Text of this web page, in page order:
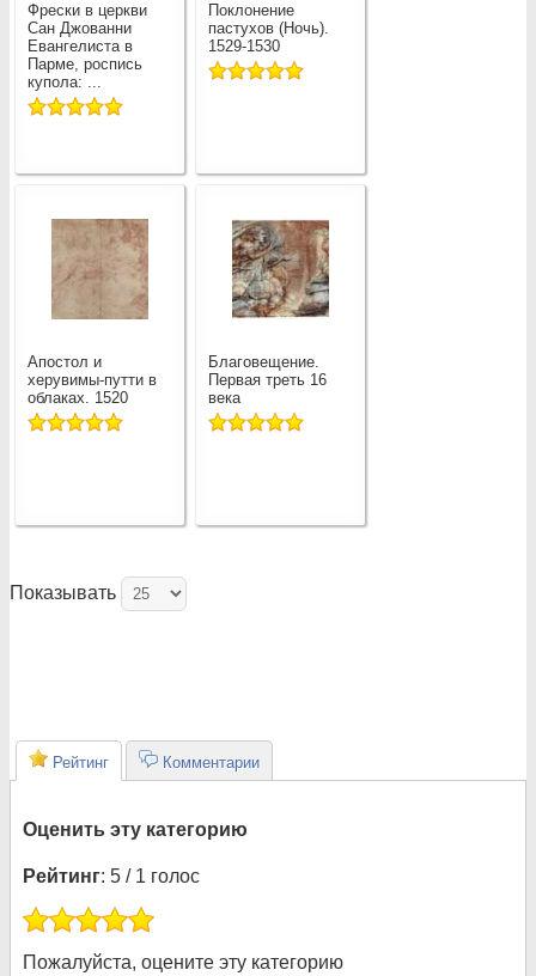
Фрески в церкви
Сан Джованни
Евангелиста в
Парме, роспись
купола: ...
Поклонение
пастухов (Ночь).
1529-1530
Апостол и
херувимы-путти в
облаках. 1520
Благовещение.
Первая треть 16
века
Показывать
Рейтинг Комментарии
Оценить эту категорию
Рейтинг: 5 / 1 голос
Пожалуйста, оцените эту категорию